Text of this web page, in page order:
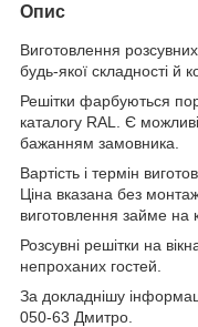
Опис
Виготовлення
будь-якої складності й
Решітки фарбуються
каталогу RAL. Є
бажанням замовника.
Вартість і термін
Ціна вказана без
виготовлення займе на
Розсувні решітки на
непроханих гостей.
За докладнішу
050-63 Дмитро.